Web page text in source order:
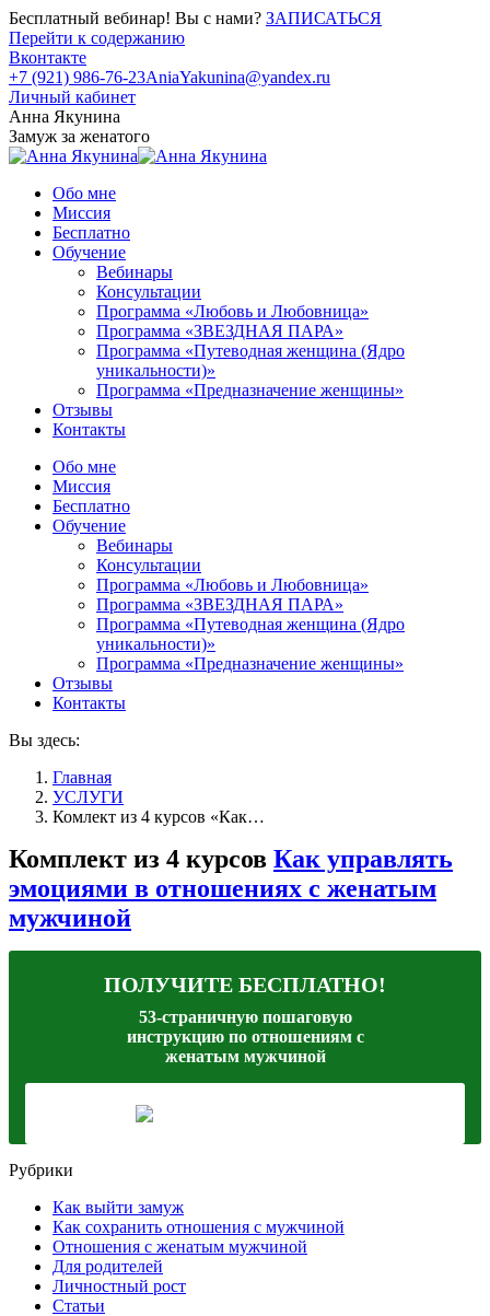
Бесплатный вебинар! Вы с нами? ЗАПИСАТЬСЯ
Перейти к содержанию
Вконтакте
+7 (921) 986-76-23AniaYakunina@yandex.ru
Личный кабинет
Анна Якунина
Замуж за женатого
Обо мне
Миссия
Бесплатно
Обучение
Вебинары
Консультации
Программа «Любовь и Любовница»
Программа «ЗВЕЗДНАЯ ПАРА»
Программа «Путеводная женщина (Ядро
уникальности)»
Программа «Предназначение женщины»
Отзывы
Контакты
Обо мне
Миссия
Бесплатно
Обучение
Вебинары
Консультации
Программа «Любовь и Любовница»
Программа «ЗВЕЗДНАЯ ПАРА»
Программа «Путеводная женщина (Ядро
уникальности)»
Программа «Предназначение женщины»
Отзывы
Контакты
Вы здесь:
Главная
УСЛУГИ
Комлект из 4 курсов «Как…
Комплект из 4 курсов Как управлять
эмоциями в отношениях с женатым
мужчиной
ПОЛУЧИТЕ БЕСПЛАТНО!
53-страничную пошаговую
инструкцию по отношениям с
женатым мужчиной
Рубрики
Как выйти замуж
Как сохранить отношения с мужчиной
Отношения с женатым мужчиной
Для родителей
Личностный рост
Статьи